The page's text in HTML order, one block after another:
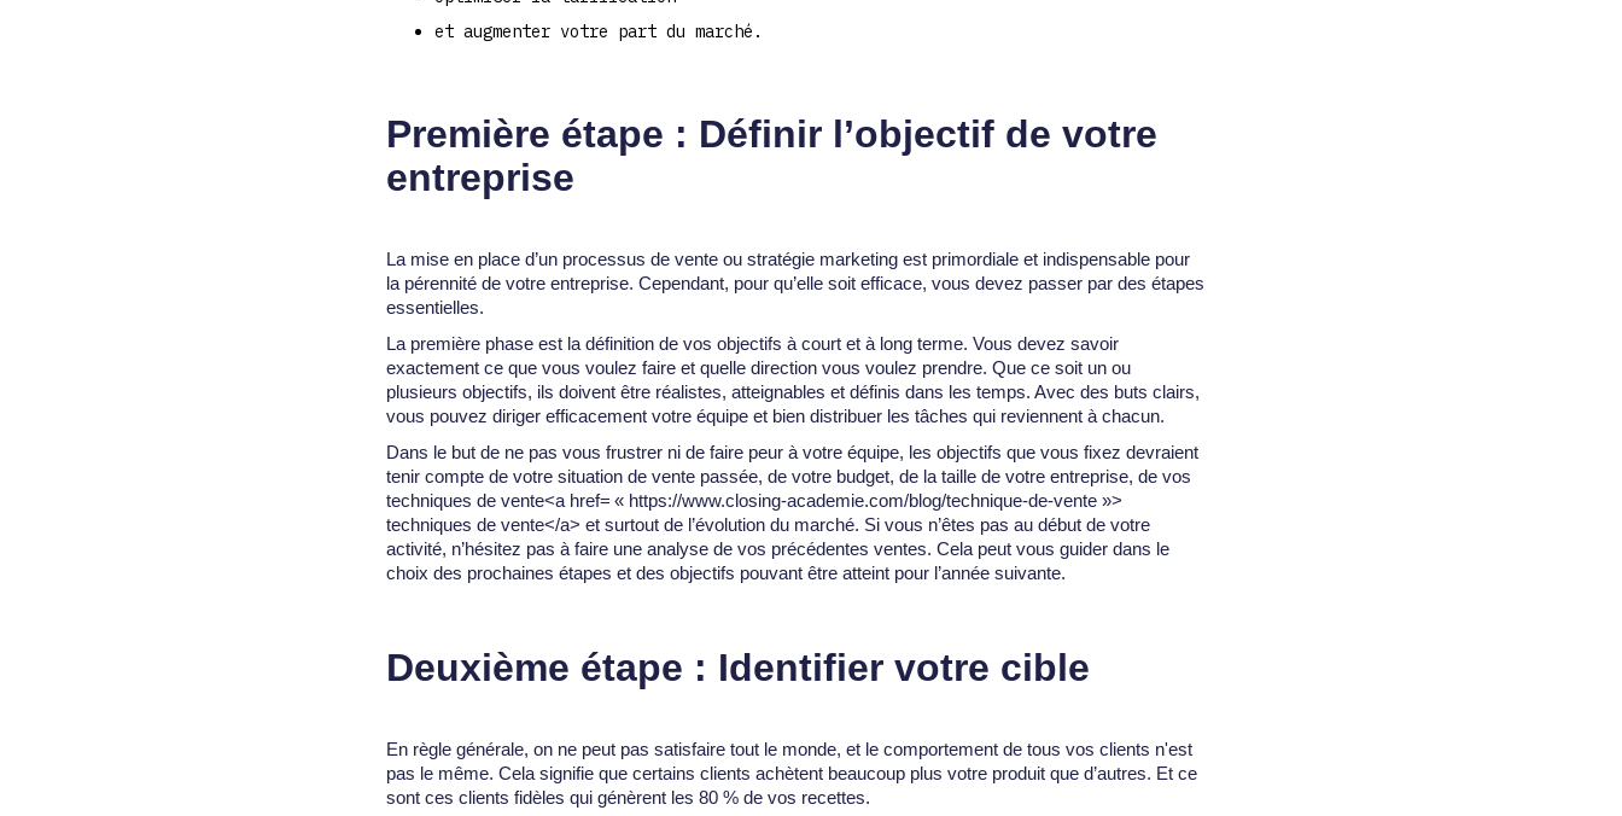
et augmenter votre part du marché.
Première étape : Définir l’objectif de votre
entreprise
La mise en place d’un processus de vente ou stratégie marketing est primordiale et indispensable pour
la pérennité de votre entreprise. Cependant, pour qu’elle soit efficace, vous devez passer par des étapes
essentielles.
La première phase est la définition de vos objectifs à court et à long terme. Vous devez savoir
exactement ce que vous voulez faire et quelle direction vous voulez prendre. Que ce soit un ou
plusieurs objectifs, ils doivent être réalistes, atteignables et définis dans les temps. Avec des buts clairs,
vous pouvez diriger efficacement votre équipe et bien distribuer les tâches qui reviennent à chacun.
Dans le but de ne pas vous frustrer ni de faire peur à votre équipe, les objectifs que vous fixez devraient
tenir compte de votre situation de vente passée, de votre budget, de la taille de votre entreprise, de vos
techniques de vente<a href= « https://www.closing-academie.com/blog/technique-de-vente »>
techniques de vente</a> et surtout de l’évolution du marché. Si vous n’êtes pas au début de votre
activité, n’hésitez pas à faire une analyse de vos précédentes ventes. Cela peut vous guider dans le
choix des prochaines étapes et des objectifs pouvant être atteint pour l’année suivante.
Deuxième étape : Identifier votre cible
En règle générale, on ne peut pas satisfaire tout le monde, et le comportement de tous vos clients n'est
pas le même. Cela signifie que certains clients achètent beaucoup plus votre produit que d’autres. Et ce
sont ces clients fidèles qui génèrent les 80 % de vos recettes.